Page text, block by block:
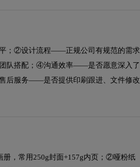
；②设计流程——正规公司有规范的需求
队搭配；④沟通效率——是否愿意深入了
后服务——是否提供印刷跟进、文件修改
，常用250g封面+157g内页；②哑粉纸